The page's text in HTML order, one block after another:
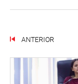
ANTERIOR